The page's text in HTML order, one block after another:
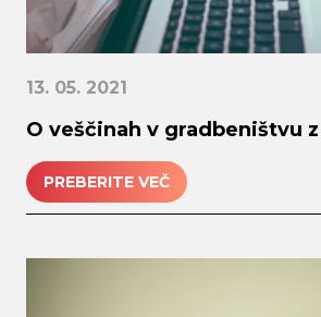
13. 05. 2021
O veščinah v gradbeništvu
PREBERITE VEČ